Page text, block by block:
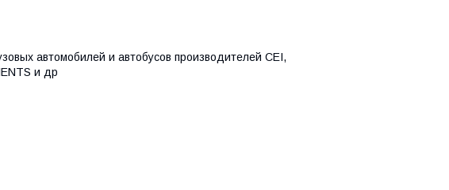
автомобилей и автобусов производителей CEI,
и др